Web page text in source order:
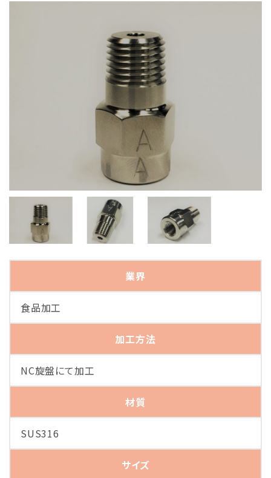
業界
食品加工
加工方法
NC旋盤にて加工
材質
SUS316
サイズ